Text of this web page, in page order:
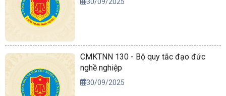
CMKTNN 130 - Bộ quy tắc đạo đức
nghề nghiệp
30/09/2025